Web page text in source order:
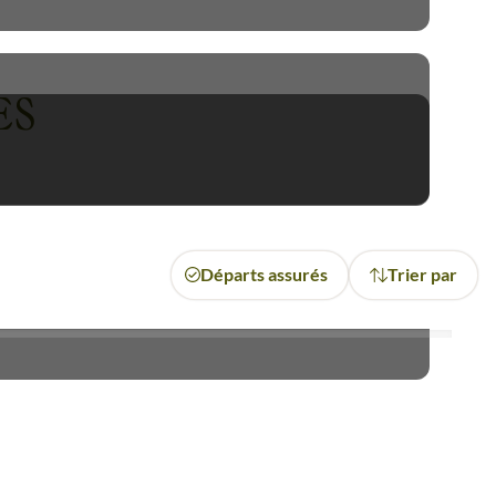
superbes. Autre site,
et cascades.
d’une végétation
jardin botanique à ciel
de l’Etang Saléou faire
samossas, douceurs
Départs assurés Trier par